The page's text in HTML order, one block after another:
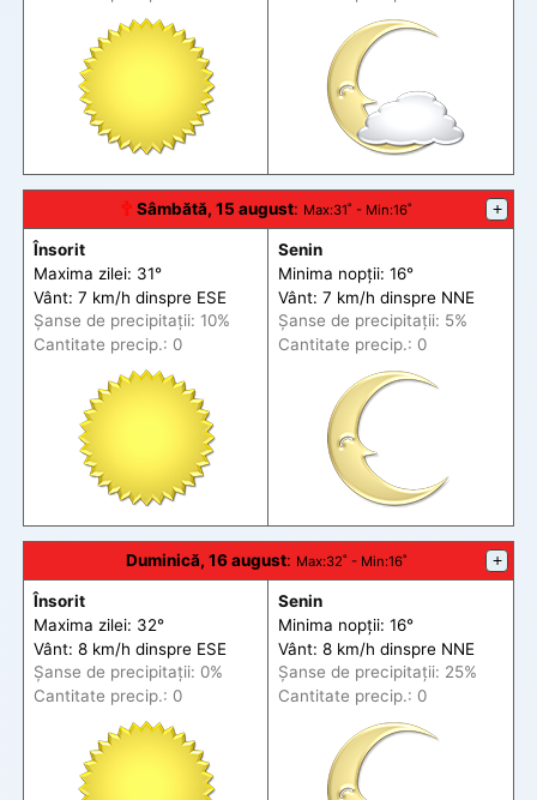
🕆 Sâmbătă, 15 august: Max:31˚ - Min:16˚ +
Însorit
Maxima zilei: 31°
Vânt: 7 km/h dinspre ESE
Șanse de precipitații: 10%
Cantitate precip.: 0
Senin
Minima nopții: 16°
Vânt: 7 km/h dinspre NNE
Șanse de precipitații: 5%
Cantitate precip.: 0
Duminică, 16 august: Max:32˚ - Min:16˚ +
Însorit
Maxima zilei: 32°
Vânt: 8 km/h dinspre ESE
Șanse de precipitații: 0%
Cantitate precip.: 0
Senin
Minima nopții: 16°
Vânt: 8 km/h dinspre NNE
Șanse de precipitații: 25%
Cantitate precip.: 0